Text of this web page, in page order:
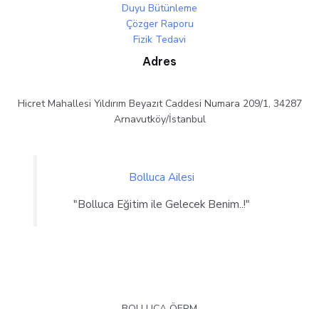
Duyu Bütünleme
Çözger Raporu
Fizik Tedavi
Adres
Hicret Mahallesi Yıldırım Beyazıt Caddesi Numara 209/1, 34287
Arnavutköy/İstanbul
Bolluca Ailesi
"Bolluca Eğitim ile Gelecek Benim..!"